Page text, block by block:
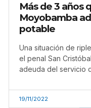
Más de 3 años
Moyobamba
potable
Una situación de
el penal San
adeuda del servicio
19/11/2022